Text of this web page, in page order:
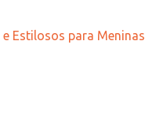
Estilosos para Meninas